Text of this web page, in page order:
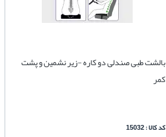
بالشت طبی صندلی دو کاره -زیر نشمین و پشت
کمر
کد کالا : 15032